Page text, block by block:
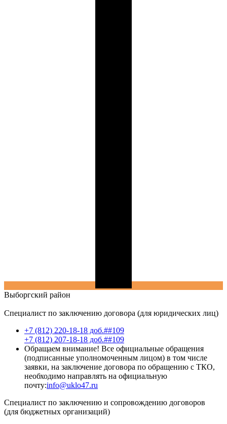
Выборгский район
Специалист по заключению договора (для юридических лиц)
+7 (812) 220-18-18 доб.##109
+7 (812) 207-18-18 доб.##109
Обращаем внимание! Все официальные обращения
(подписанные уполномоченным лицом) в том числе
заявки, на заключение договора по обращению с ТКО,
необходимо направлять на официальную
почту:info@uklo47.ru
Специалист по заключению и сопровождению договоров
(для бюджетных организаций)